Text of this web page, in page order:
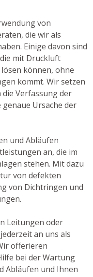
von
die wir als
Einige davon sind
mit Druckluft
können, ohne
kommt. Wir setzen
die Verfassung der
Ursache der
und Abläufen
an, die im
stehen. Mit dazu
von defekten
von Dichtringen und
Leitungen oder
an uns als
offerieren
bei der Wartung
Abläufen und Ihnen